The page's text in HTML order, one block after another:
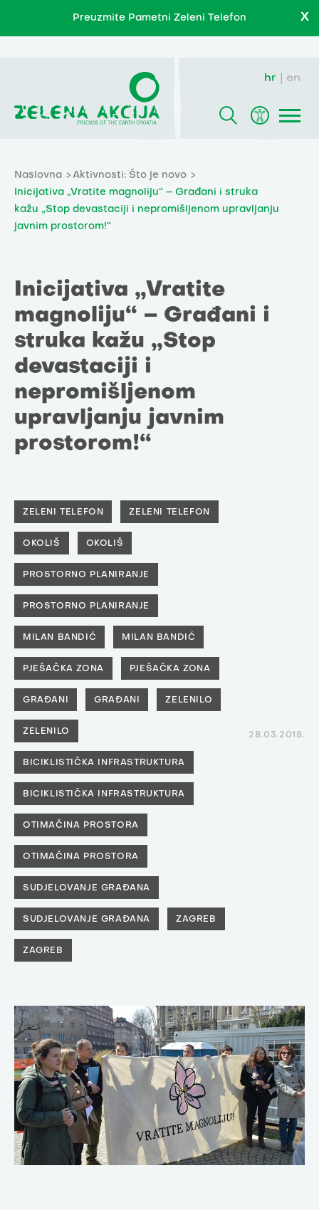
Preuzmite Pametni Zeleni Telefon X
hr en
Naslovna
Aktivnosti: Što je novo
Inicijativa „Vratite magnoliju“ – Građani i struka
kažu „Stop devastaciji i nepromišljenom upravljanju
javnim prostorom!“
Inicijativa „Vratite
magnoliju“ – Građani i
struka kažu „Stop
devastaciji i
nepromišljenom
upravljanju javnim
prostorom!“
ZELENI TELEFON ZELENI TELEFON
OKOLIŠ OKOLIŠ
PROSTORNO PLANIRANJE
PROSTORNO PLANIRANJE
MILAN BANDIĆ MILAN BANDIĆ
PJEŠAČKA ZONA PJEŠAČKA ZONA
GRAĐANI GRAĐANI ZELENILO
ZELENILO
BICIKLISTIČKA INFRASTRUKTURA
BICIKLISTIČKA INFRASTRUKTURA
OTIMAČINA PROSTORA
OTIMAČINA PROSTORA
SUDJELOVANJE GRAĐANA
SUDJELOVANJE GRAĐANA ZAGREB
ZAGREB
28.03.2018.